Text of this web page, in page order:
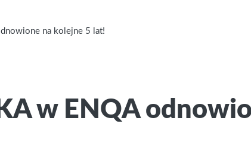
na kolejne 5 lat!
w ENQA